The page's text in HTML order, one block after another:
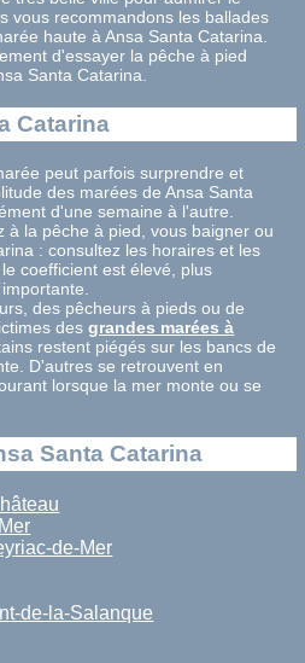
vous recommandons les ballades
haute à Ansa Santa Catarina.
d'essayer la pêche à pied
Santa Catarina.
Catarina
peut parfois surprendre et
des marées de Ansa Santa
d'une semaine à l'autre.
à la pêche à pied, vous baigner ou
: consultez les horaires et les
coefficient est élevé, plus
des pêcheurs à pieds ou de
desgrandes marées à
restent piégés sur les bancs de
D'autres se retrouvent en
lorsque la mer monte ou se
Santa Catarina
de-Mer
de-la-Salanque